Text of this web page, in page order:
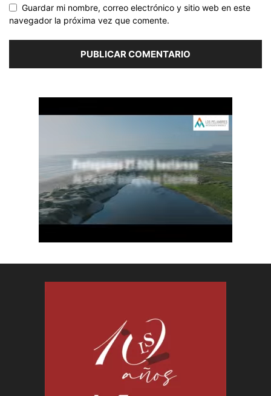
Guardar mi nombre, correo electrónico y sitio web en este
navegador la próxima vez que comente.